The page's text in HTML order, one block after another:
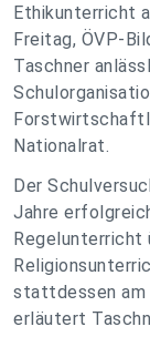
Ethikunterricht
Freitag, ÖVP-
Taschner
Nationalrat.
Der
Jahre
Regelunterricht
stattdessen am
erläutert